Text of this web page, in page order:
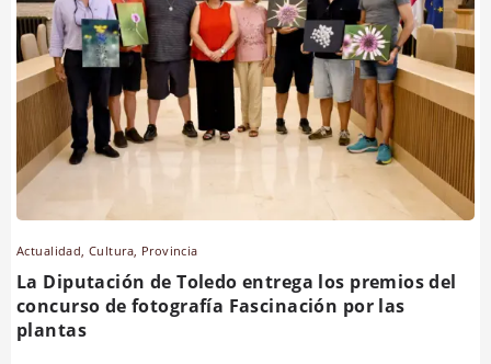
Actualidad ,Cultura Provincia
La Diputación de Toledo entrega los premios del
concurso de fotografía Fascinación por las
plantas